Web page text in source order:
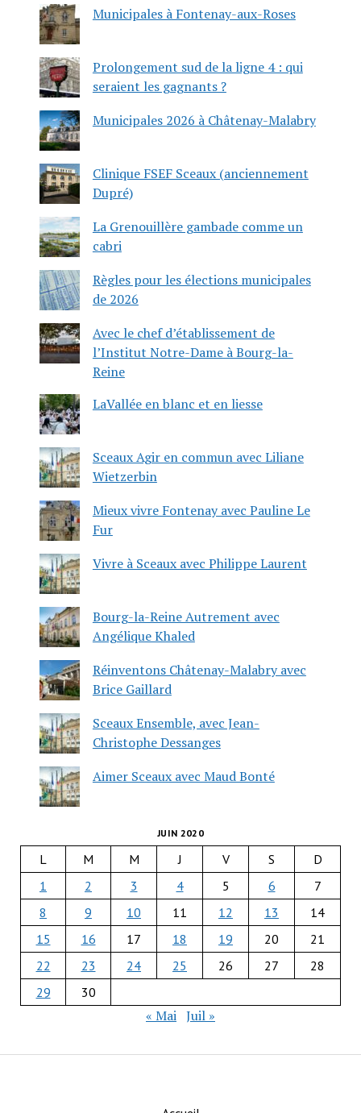
Municipales à Fontenay-aux-Roses
Prolongement sud de la ligne 4 : qui
seraient les gagnants ?
Municipales 2026 à Châtenay-Malabry
Clinique FSEF Sceaux (anciennement
Dupré)
La Grenouillère gambade comme un
cabri
Règles pour les élections municipales
de 2026
Avec le chef d’établissement de
l’Institut Notre-Dame à Bourg-la-
Reine
LaVallée en blanc et en liesse
Sceaux Agir en commun avec Liliane
Wietzerbin
Mieux vivre Fontenay avec Pauline Le
Fur
Vivre à Sceaux avec Philippe Laurent
Bourg-la-Reine Autrement avec
Angélique Khaled
Réinventons Châtenay-Malabry avec
Brice Gaillard
Sceaux Ensemble, avec Jean-
Christophe Dessanges
Aimer Sceaux avec Maud Bonté
JUIN 2020
L M M J V S
D
1
2 3 4 5 6
7
8
9 10 11 12 13
14
15
16 17 18 19 20
21
22
23 24 25 26 27
28
29
30
« Mai Juil »